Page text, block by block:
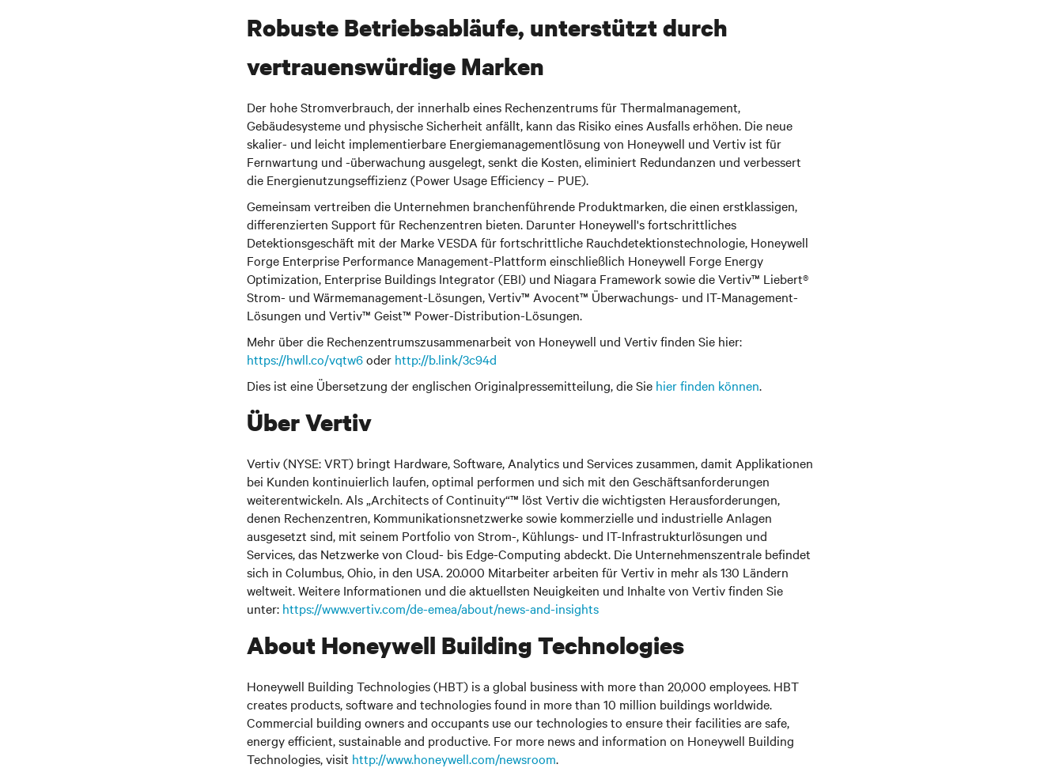
Robuste Betriebsabläufe, unterstützt durch
vertrauenswürdige Marken
Der hohe Stromverbrauch, der innerhalb eines Rechenzentrums für Thermalmanagement,
Gebäudesysteme und physische Sicherheit anfällt, kann das Risiko eines Ausfalls erhöhen. Die neue
skalier- und leicht implementierbare Energiemanagementlösung von Honeywell und Vertiv ist für
Fernwartung und -überwachung ausgelegt, senkt die Kosten, eliminiert Redundanzen und verbessert
die Energienutzungseffizienz (Power Usage Efficiency – PUE).
Gemeinsam vertreiben die Unternehmen branchenführende Produktmarken, die einen erstklassigen,
differenzierten Support für Rechenzentren bieten. Darunter Honeywell's fortschrittliches
Detektionsgeschäft mit der Marke VESDA für fortschrittliche Rauchdetektionstechnologie, Honeywell
Forge Enterprise Performance Management-Plattform einschließlich Honeywell Forge Energy
Optimization, Enterprise Buildings Integrator (EBI) und Niagara Framework sowie die Vertiv™ Liebert®
Strom- und Wärmemanagement-Lösungen, Vertiv™ Avocent™ Überwachungs- und IT-Management-
Lösungen und Vertiv™ Geist™ Power-Distribution-Lösungen.
Mehr über die Rechenzentrumszusammenarbeit von Honeywell und Vertiv finden Sie hier:
https://hwll.co/vqtw6oder http://b.link/3c94d
Dies ist eine Übersetzung der englischen Originalpressemitteilung, die Sie hier finden können.
Über Vertiv
Vertiv (NYSE: VRT) bringt Hardware, Software, Analytics und Services zusammen, damit Applikationen
bei Kunden kontinuierlich laufen, optimal performen und sich mit den Geschäftsanforderungen
weiterentwickeln. Als „Architects of Continuity“™ löst Vertiv die wichtigsten Herausforderungen,
denen Rechenzentren, Kommunikationsnetzwerke sowie kommerzielle und industrielle Anlagen
ausgesetzt sind, mit seinem Portfolio von Strom-, Kühlungs- und IT-Infrastrukturlösungen und
Services, das Netzwerke von Cloud- bis Edge-Computing abdeckt. Die Unternehmenszentrale befindet
sich in Columbus, Ohio, in den USA. 20.000 Mitarbeiter arbeiten für Vertiv in mehr als 130 Ländern
weltweit. Weitere Informationen und die aktuellsten Neuigkeiten und Inhalte von Vertiv finden Sie
unter: https://www.vertiv.com/de-emea/about/news-and-insights
About Honeywell Building Technologies
Honeywell Building Technologies (HBT) is a global business with more than 20,000 employees. HBT
creates products, software and technologies found in more than 10 million buildings worldwide.
Commercial building owners and occupants use our technologies to ensure their facilities are safe,
energy efficient, sustainable and productive. For more news and information on Honeywell Building
Technologies, visit http://www.honeywell.com/newsroom.